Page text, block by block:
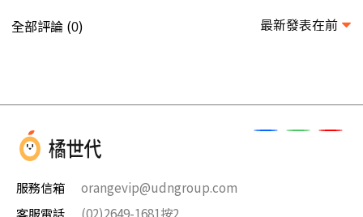
全部評論 (0) 最新發表在前
服務信箱
orangevip@udngroup.com
客服電話
(02)2649-1681按2